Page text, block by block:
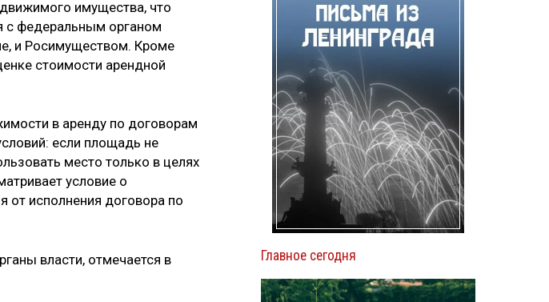
имущества, что
с федеральным органом
и Росимуществом. Кроме
стоимости арендной
в аренду по договорам
если площадь не
место только в целях
условие о
от исполнения договора по
власти, отмечается в
Главное сегодня